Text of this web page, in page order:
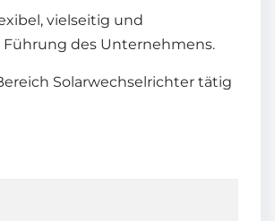
vielseitig und
des Unternehmens.
Solarwechselrichter tätig